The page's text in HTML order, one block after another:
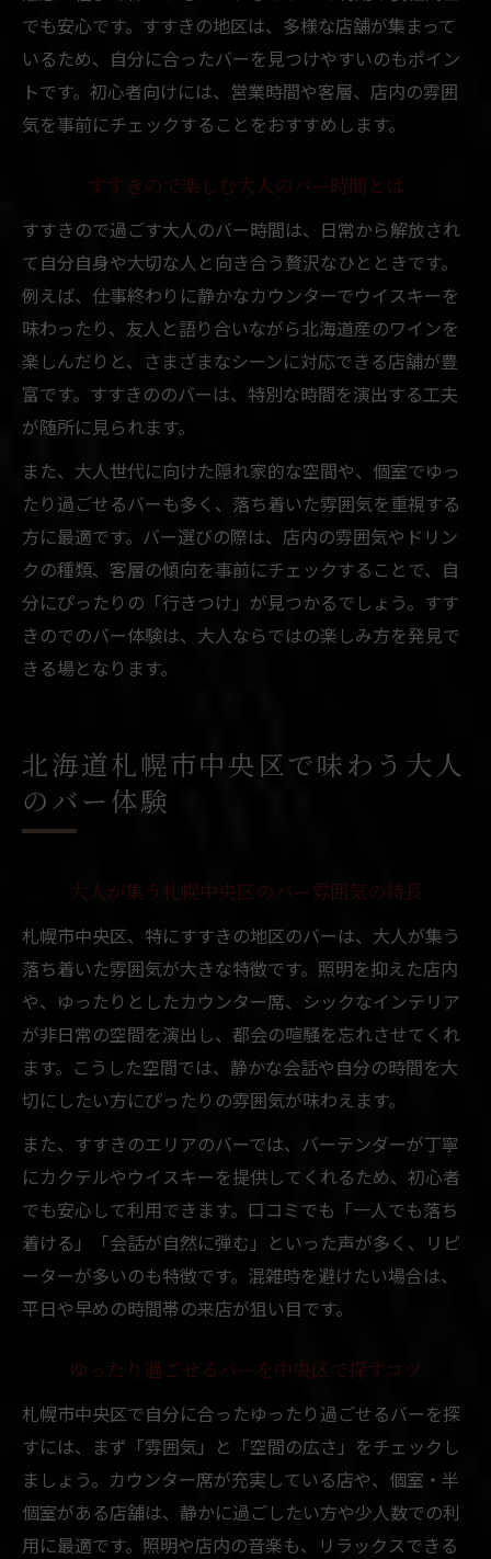
でも安心です。すすきの地区は、多様な店舗が集まって
いるため、自分に合ったバーを見つけやすいのもポイン
トです。初心者向けには、営業時間や客層、店内の雰囲
気を事前にチェックすることをおすすめします。
すすきので楽しむ大人のバー時間とは
すすきので過ごす大人のバー時間は、日常から解放され
て自分自身や大切な人と向き合う贅沢なひとときです。
例えば、仕事終わりに静かなカウンターでウイスキーを
味わったり、友人と語り合いながら北海道産のワインを
楽しんだりと、さまざまなシーンに対応できる店舗が豊
富です。すすきののバーは、特別な時間を演出する工夫
が随所に見られます。
また、大人世代に向けた隠れ家的な空間や、個室でゆっ
たり過ごせるバーも多く、落ち着いた雰囲気を重視する
方に最適です。バー選びの際は、店内の雰囲気やドリン
クの種類、客層の傾向を事前にチェックすることで、自
分にぴったりの「行きつけ」が見つかるでしょう。すす
きのでのバー体験は、大人ならではの楽しみ方を発見で
きる場となります。
北海道札幌市中央区で味わう大人
のバー体験
大人が集う札幌中央区のバー雰囲気の特長
札幌市中央区、特にすすきの地区のバーは、大人が集う
落ち着いた雰囲気が大きな特徴です。照明を抑えた店内
や、ゆったりとしたカウンター席、シックなインテリア
が非日常の空間を演出し、都会の喧騒を忘れさせてくれ
ます。こうした空間では、静かな会話や自分の時間を大
切にしたい方にぴったりの雰囲気が味わえます。
また、すすきのエリアのバーでは、バーテンダーが丁寧
にカクテルやウイスキーを提供してくれるため、初心者
でも安心して利用できます。口コミでも「一人でも落ち
着ける」「会話が自然に弾む」といった声が多く、リピ
ーターが多いのも特徴です。混雑時を避けたい場合は、
平日や早めの時間帯の来店が狙い目です。
ゆったり過ごせるバーを中央区で探すコツ
札幌市中央区で自分に合ったゆったり過ごせるバーを探
すには、まず「雰囲気」と「空間の広さ」をチェックし
ましょう。カウンター席が充実している店や、個室・半
個室がある店舗は、静かに過ごしたい方や少人数での利
用に最適です。照明や店内の音楽も、リラックスできる